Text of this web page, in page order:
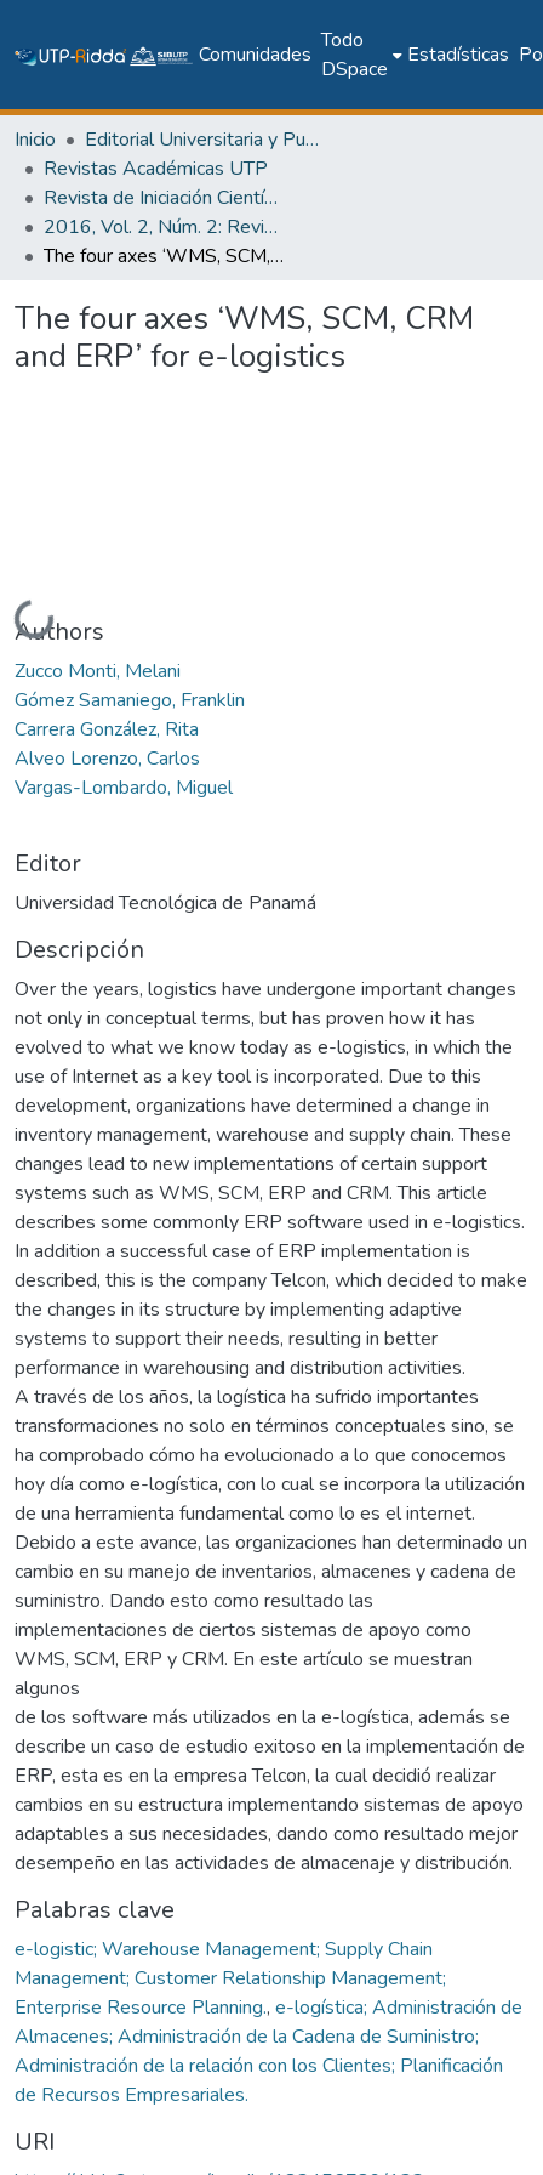
Comunidades
Todo
DSpace
Estadísticas
Inicio
Editorial Universitaria y Publicaciones Seriadas
Revistas Académicas UTP
Revista de Iniciación Científica
2016, Vol. 2, Núm. 2: Revista de Iniciación Científica
The four axes ‘WMS, SCM, CRM and ERP’ for e-logistics
The four axes ‘WMS, SCM, CRM
and ERP’ for e-logistics
Cargando...
Authors
Zucco Monti, Melani
Gómez Samaniego, Franklin
Carrera González, Rita
Alveo Lorenzo, Carlos
Vargas-Lombardo, Miguel
Editor
Universidad Tecnológica de Panamá
Descripción
Over the years, logistics have undergone important changes
not only in conceptual terms, but has proven how it has
evolved to what we know today as e-logistics, in which the
use of Internet as a key tool is incorporated. Due to this
development, organizations have determined a change in
inventory management, warehouse and supply chain. These
changes lead to new implementations of certain support
systems such as WMS, SCM, ERP and CRM. This article
describes some commonly ERP software used in e-logistics.
In addition a successful case of ERP implementation is
described, this is the company Telcon, which decided to make
the changes in its structure by implementing adaptive
systems to support their needs, resulting in better
performance in warehousing and distribution activities.
A través de los años, la logística ha sufrido importantes
transformaciones no solo en términos conceptuales sino, se
ha comprobado cómo ha evolucionado a lo que conocemos
hoy día como e-logística, con lo cual se incorpora la utilización
de una herramienta fundamental como lo es el internet.
Debido a este avance, las organizaciones han determinado un
cambio en su manejo de inventarios, almacenes y cadena de
suministro. Dando esto como resultado las
implementaciones de ciertos sistemas de apoyo como
WMS, SCM, ERP y CRM. En este artículo se muestran
algunos
de los software más utilizados en la e-logística, además se
describe un caso de estudio exitoso en la implementación de
ERP, esta es en la empresa Telcon, la cual decidió realizar
cambios en su estructura implementando sistemas de apoyo
adaptables a sus necesidades, dando como resultado mejor
desempeño en las actividades de almacenaje y distribución.
Palabras clave
e-logistic; Warehouse Management; Supply Chain
Management; Customer Relationship Management;
Enterprise Resource Planning., e-logística; Administración de
Almacenes; Administración de la Cadena de Suministro;
Administración de la relación con los Clientes; Planificación
de Recursos Empresariales.
URI